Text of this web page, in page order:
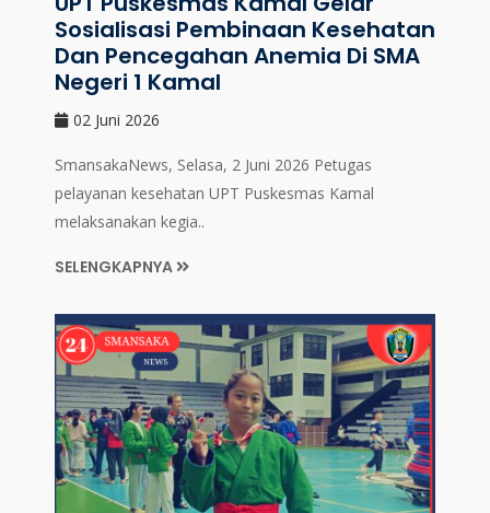
Sosialisasi Pembinaan Kesehatan
Dan Pencegahan Anemia Di SMA
Negeri 1 Kamal
02 Juni 2026
SmansakaNews, Selasa, 2 Juni 2026 Petugas
pelayanan kesehatan UPT Puskesmas Kamal
melaksanakan kegia..
SELENGKAPNYA